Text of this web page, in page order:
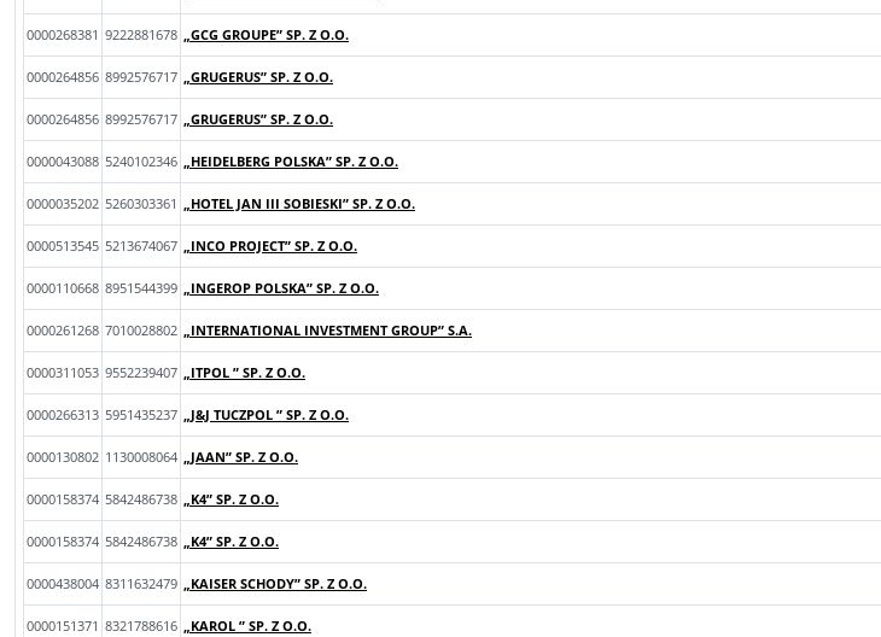
0000268381 9222881678 „GCG GROUPE” SP. Z O.O.
0000264856 8992576717 „GRUGERUS” SP. Z O.O.
0000264856 8992576717 „GRUGERUS” SP. Z O.O.
0000043088 5240102346 „HEIDELBERG POLSKA” SP. Z O.O.
0000035202 5260303361 „HOTEL JAN III SOBIESKI” SP. Z O.O.
0000513545 5213674067 „INCO PROJECT” SP. Z O.O.
0000110668 8951544399 „INGEROP POLSKA” SP. Z O.O.
0000261268 7010028802 „INTERNATIONAL INVESTMENT GROUP” S.A.
0000311053 9552239407 „ITPOL ” SP. Z O.O.
0000266313 5951435237 „J&J TUCZPOL ” SP. Z O.O.
0000130802 1130008064 „JAAN” SP. Z O.O.
0000158374 5842486738 „K4” SP. Z O.O.
0000158374 5842486738 „K4” SP. Z O.O.
0000438004 8311632479 „KAISER SCHODY” SP. Z O.O.
0000151371 8321788616 „KAROL ” SP. Z O.O.